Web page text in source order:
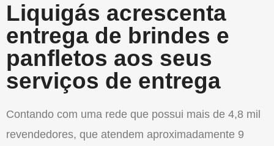
Liquigás acrescenta
entrega de brindes e
panfletos aos seus
serviços de entrega
Contando com uma rede que possui mais de 4,8 mil
revendedores, que atendem aproximadamente 9